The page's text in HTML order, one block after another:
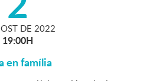
DE 2022
19:00H
en família